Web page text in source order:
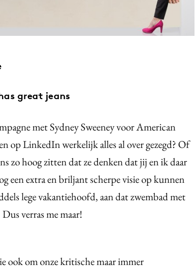
great jeans
met Sydney Sweeney voor American
op LinkedIn werkelijk alles al over gezegd? Of
zo hoog zitten dat ze denken dat jij en ik daar
een extra en briljant scherpe visie op kunnen
lege vakantiehoofd, aan dat zwembad met
verras me maar!
ook om onze kritische maar immer